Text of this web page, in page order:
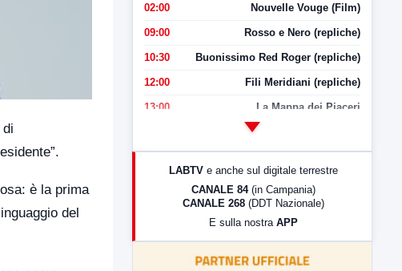
è la prima
del
02:00 Nouvelle Vouge (Film)
09:00 Rosso e Nero (repliche)
10:30 Buonissimo Red Roger (repliche)
12:00 Fili Meridiani (repliche)
13:00 La Mappa dei Piaceri
LabNews (Diretta)
LabNews (replica)
LABTV e anche sul digitale terrestre
CANALE 84 (in Campania)
CANALE 268 (DDT Nazionale)
E sulla nostra APP